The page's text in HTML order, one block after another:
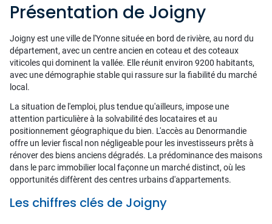
Présentation de Joigny
Joigny est une ville de l'Yonne située en bord de rivière, au nord du
département, avec un centre ancien en coteau et des coteaux
viticoles qui dominent la vallée. Elle réunit environ 9200 habitants,
avec une démographie stable qui rassure sur la fiabilité du marché
local.
La situation de l'emploi, plus tendue qu'ailleurs, impose une
attention particulière à la solvabilité des locataires et au
positionnement géographique du bien. L'accès au Denormandie
offre un levier fiscal non négligeable pour les investisseurs prêts à
rénover des biens anciens dégradés. La prédominance des maisons
dans le parc immobilier local façonne un marché distinct, où les
opportunités diffèrent des centres urbains d'appartements.
Les chiffres clés de Joigny